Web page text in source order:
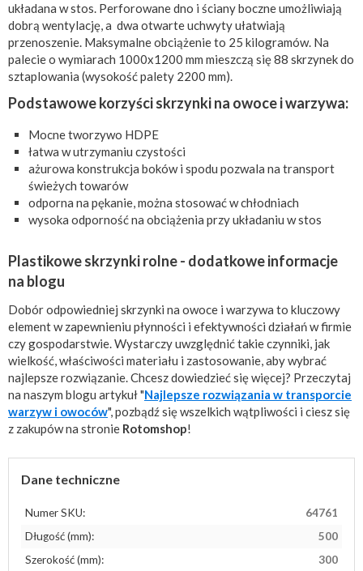
układana w stos. Perforowane dno i ściany boczne umożliwiają
dobrą wentylację, a dwa otwarte uchwyty ułatwiają
przenoszenie. Maksymalne obciążenie to 25 kilogramów. Na
palecie o wymiarach 1000x1200 mm mieszczą się 88 skrzynek do
sztaplowania (wysokość palety 2200 mm).
Podstawowe korzyści skrzynki na owoce i warzywa:
Mocne tworzywo HDPE
łatwa w utrzymaniu czystości
ażurowa konstrukcja boków i spodu pozwala na transport
świeżych towarów
odporna na pękanie, można stosować w chłodniach
wysoka odporność na obciążenia przy układaniu w stos
Plastikowe skrzynki rolne - dodatkowe informacje
na blogu
Dobór odpowiedniej skrzynki na owoce i warzywa to kluczowy
element w zapewnieniu płynności i efektywności działań w firmie
czy gospodarstwie. Wystarczy uwzględnić takie czynniki, jak
wielkość, właściwości materiału i zastosowanie, aby wybrać
najlepsze rozwiązanie. Chcesz dowiedzieć się więcej? Przeczytaj
na naszym blogu artykuł "Najlepsze rozwiązania w transporcie
warzyw i owoców", pozbądź się wszelkich wątpliwości i ciesz się
z zakupów na stronie Rotomshop!
Dane techniczne
Numer SKU:
64761
Długość (mm):
500
Szerokość (mm):
300